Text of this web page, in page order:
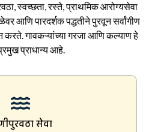
स्वच्छता, रस्ते, प्राथमिक आरोग्यसेवा
आणि पारदर्शक पद्धतीने पुरवून सर्वांगीण
करते. गावकऱ्यांच्या गरजा आणि कल्याण हे
प्राधान्य आहे.
सेवा